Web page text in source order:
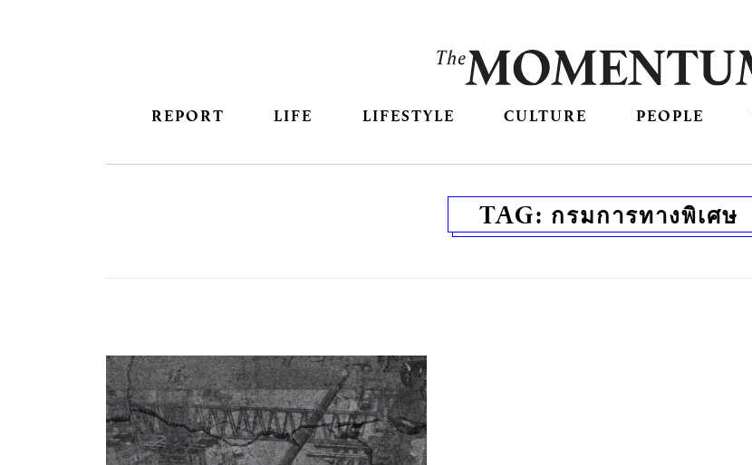
REPORT LIFE LIFESTYLE CULTURE PEOPLE
TAG: กรมการทางพิเศษ